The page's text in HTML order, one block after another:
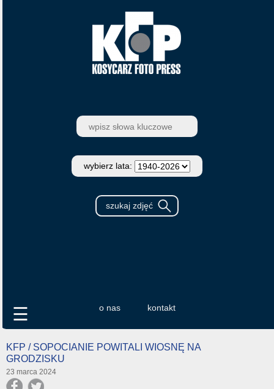
wybierz lata:
o nas kontakt
☰
KFP / SOPOCIANIE POWITALI WIOSNĘ NA
GRODZISKU
23 marca 2024